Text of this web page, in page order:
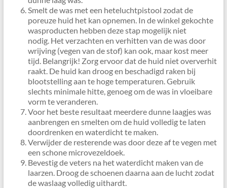
Smelt de was met een heteluchtpistool zodat de
poreuze huid het kan opnemen. In de winkel gekochte
wasproducten hebben deze stap mogelijk niet
nodig. Het verzachten en verhitten van de was door
wrijving (vegen van de stof) kan ook, maar kost meer
tijd. Belangrijk! Zorg ervoor dat de huid niet oververhit
raakt. De huid kan droog en beschadigd raken bij
blootstelling aan te hoge temperaturen. Gebruik
slechts minimale hitte, genoeg om de was in vloeibare
vorm te veranderen.
Voor het beste resultaat meerdere dunne laagjes was
aanbrengen en smelten om de huid volledig te laten
doordrenken en waterdicht te maken.
Verwijder de resterende was door deze af te vegen met
een schone microvezeldoek.
Bevestig de veters na het waterdicht maken van de
laarzen. Droog de schoenen daarna aan de lucht zodat
de waslaag volledig uithardt.